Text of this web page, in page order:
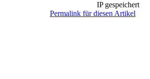
IP gespeichert
Permalink für diesen Artikel